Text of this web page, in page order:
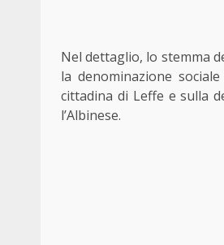
Nel dettaglio, lo stemma
la denominazione
cittadina di Leffe e sulla
l’Albinese.